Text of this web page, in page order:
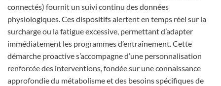
connectés) fournit un suivi continu des données
physiologiques. Ces dispositifs alertent en temps réel sur la
surcharge ou la fatigue excessive, permettant d’adapter
immédiatement les programmes d’entraînement. Cette
démarche proactive s’accompagne d’une personnalisation
renforcée des interventions, fondée sur une connaissance
approfondie du métabolisme et des besoins spécifiques de